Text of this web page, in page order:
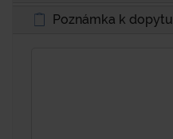
Poznámka k dopytu